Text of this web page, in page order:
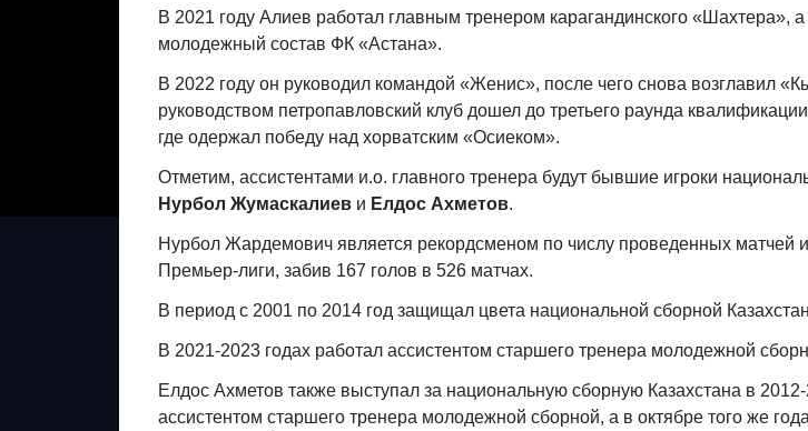
В 2021 году Алиев работал главным тренером карагандинского «Шахтера», а
молодежный состав ФК «Астана».
В 2022 году он руководил командой «Женис», после чего снова возглавил
руководством петропавловский клуб дошел до третьего раунда
где одержал победу над хорватским «Осиеком».
Отметим, ассистентами и.о. главного тренера будут бывшие игроки
Нурбол Жумаскалиев и Елдос Ахметов.
Нурбол Жардемович является рекордсменом по числу проведенных матчей
Премьер-лиги, забив 167 голов в 526 матчах.
В период с 2001 по 2014 год защищал цвета национальной сборной
В 2021-2023 годах работал ассистентом старшего тренера молодежной
Елдос Ахметов также выступал за национальную сборную Казахстана в
ассистентом старшего тренера молодежной сборной, а в октябре того же